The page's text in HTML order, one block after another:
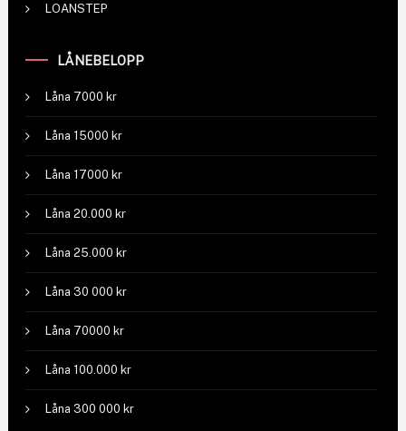
LOANSTEP
LÅNEBELOPP
Låna 7000 kr
Låna 15000 kr
Låna 17000 kr
Låna 20.000 kr
Låna 25.000 kr
Låna 30 000 kr
Låna 70000 kr
Låna 100.000 kr
Låna 300 000 kr